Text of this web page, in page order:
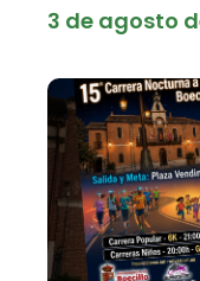
3 de agosto